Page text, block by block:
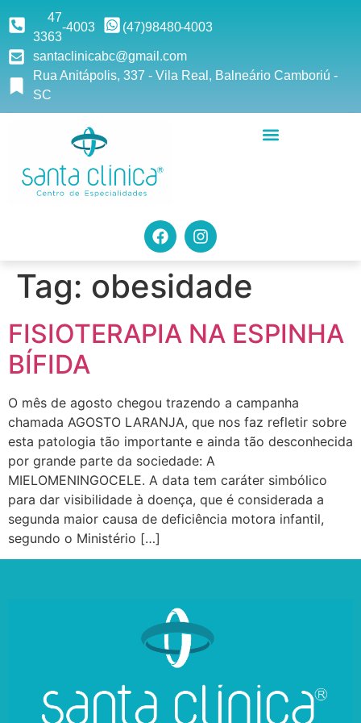
47
3363
-4003 (47)98480-4003
santaclinicabc@gmail.com
Rua Anitápolis, 337 - Vila Real, Balneário Camboriú -
SC
Tag: obesidade
FISIOTERAPIA NA ESPINHA
BÍFIDA
O mês de agosto chegou trazendo a campanha
chamada AGOSTO LARANJA, que nos faz refletir sobre
esta patologia tão importante e ainda tão desconhecida
por grande parte da sociedade: A
MIELOMENINGOCELE. A data tem caráter simbólico
para dar visibilidade à doença, que é considerada a
segunda maior causa de deficiência motora infantil,
segundo o Ministério […]